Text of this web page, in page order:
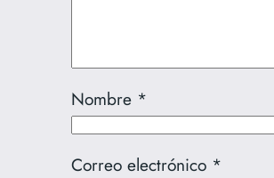
Nombre *
Correo electrónico *